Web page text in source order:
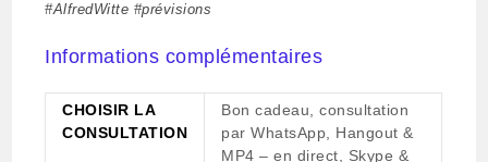
#AlfredWitte #prévisions
Informations complémentaires
CHOISIR LA
CONSULTATION
Bon cadeau, consultation
par WhatsApp, Hangout &
MP4 – en direct, Skype &